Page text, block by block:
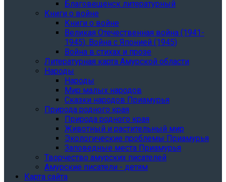
Благовещенск литературный
Книги о войне
Книги о войне
Великая Отечественная война (1941-
1945). Война с Японией (1945)
Война в стихах и прозе
Литературная карта Амурской области
Народы
Народы
Мир малых народов
Сказки народов Приамурья
Природа родного края
Природа родного края
Животный и растительный мир
Экологические проблемы Приамурья
Заповедные места Приамурья
Творчество амурских писателей
Амурские писатели - детям
Карта сайта